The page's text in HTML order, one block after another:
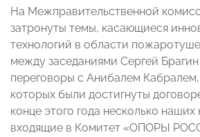
На Межправительственной
затронуты темы, касающиеся
технологий в области
между заседаниями Сергей
переговоры с Анибалем Кабралем,
которых были достигнуты
конце этого года несколько
входящие в Комитет «ОПОРЫ